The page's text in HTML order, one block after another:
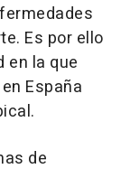
Es por ello
en la que
España
de